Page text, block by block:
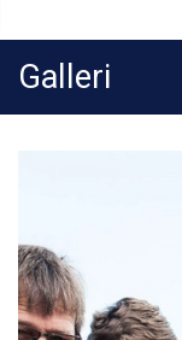
Galleri